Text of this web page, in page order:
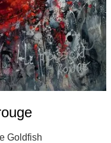
Goldfish